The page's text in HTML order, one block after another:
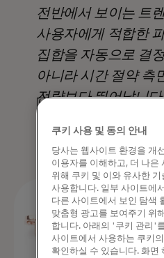
전반에서 보이는 트
사용자에게 적합한
집합을 자동으로 결
아니라 시간 절약 측
전략보다 뛰어납니
Nadav Yekutiel, Head
쿠키 사용 및 동의 안내
당사는 웹사이트 환경을 개
이용자를 이해하고, 더 나은
위해 쿠키 및 이와 유사한
사용합니다. 일부 사이트에
다른 사이트에서 보인 탐색
맞춤형 광고를 보여주기 위
합니다. 아래의 '쿠키 관리'
사이트에서 사용하는 쿠키
확인하실 수 있습니다. 화